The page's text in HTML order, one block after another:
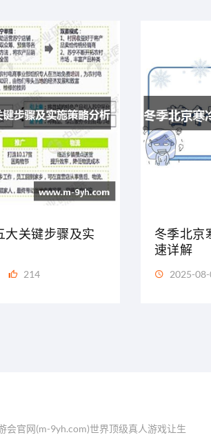
大关键步骤及实
214
冬季北京
速详解
2025-
会官网(m-9yh.com)世界顶级真人游戏让生